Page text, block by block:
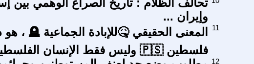
تحالف الظلام : تاريخ الصراع الوهمي بين
وإيران ...
المعنى الحقيقي
فلسطين 🇵🇸 وليس فقط الإنسان الفلسطيني .
11
12